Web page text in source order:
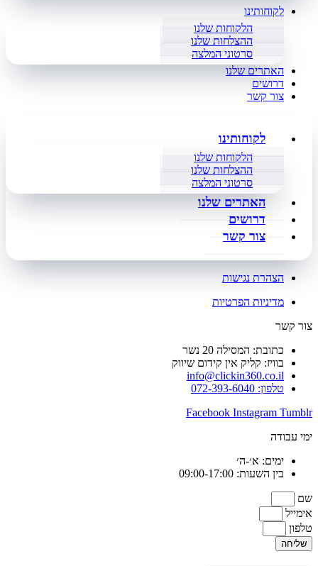
לקוחותינו
הלקוחות שלנו
ההצלחות שלנו
סרטוני המלצה
האתרים שלנו
דרושים
צור קשר
לקוחותינו
הלקוחות שלנו
ההצלחות שלנו
סרטוני המלצה
האתרים שלנו
דרושים
צור קשר
הצהרת נגישות
מדיניות הפרטיות
צור קשר
כתובת: המסילה 20 נשר
בוויז: קליק אין קידום שיווק
info@clickin360.co.il
טלפון: 072-393-6040
Facebook Instagram Tumblr
ימי עבודה
ימים: א׳-ה׳
בין השעות: 09:00-17:00
שם
אימייל
טלפון
שליחה